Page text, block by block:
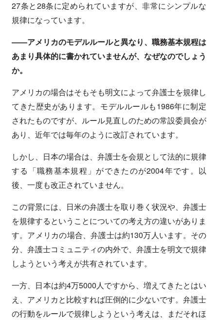
27条と28条に定められていますが、非常にシンプルな
規律になっています。
——アメリカのモデルルールと異なり、職務基本規程は
あまり具体的に書かれていませんが、なぜなのでしょう
か。
アメリカの場合はそもそも明文によって弁護士を規律し
てきた歴史があります。モデルルールも1986年に制定
されたものですが、ルール見直しのための常設委員会が
あり、近年では毎年のように改訂されています。
しかし、日本の場合は、弁護士を会規として法的に規律
する「職務基本規程」ができたのが2004年です。以
後、一度も改正されていません。
この背景には、日米の弁護士を取り巻く状況や、弁護士
を規律するということについての考え方の違いがありま
す。アメリカの場合、弁護士は約130万人います。その
分、弁護士コミュニティの内外で、弁護士を明文で規律
しようという考えが共有されています。
一方、日本は約4万5000人ですから、増えてきたとはい
え、アメリカと比較すれば圧倒的に少ないです。弁護士
の行動をルールで規律しようという考えは、まだそれほ